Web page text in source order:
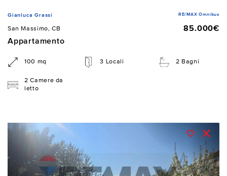
Gianluca Grassi RE/MAX Omnibus
San Massimo, CB
85.000€
Appartamento
100 mq 3 Locali 2 Bagni
2 Camere da
letto